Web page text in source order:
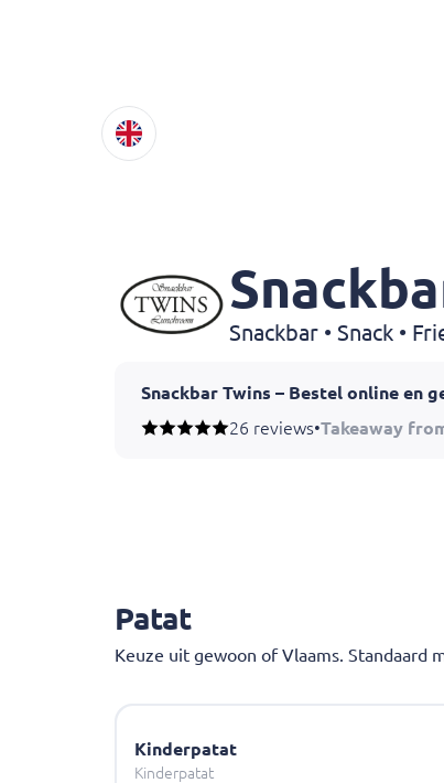
Snackbar • Snack •
Snackbar Twins – Bestel online en
Zin in knapperige patat of een
26 reviews•Takeaway
Patat
Keuze uit gewoon of Vlaams. Standaard
Kinderpatat
Kinderpatat